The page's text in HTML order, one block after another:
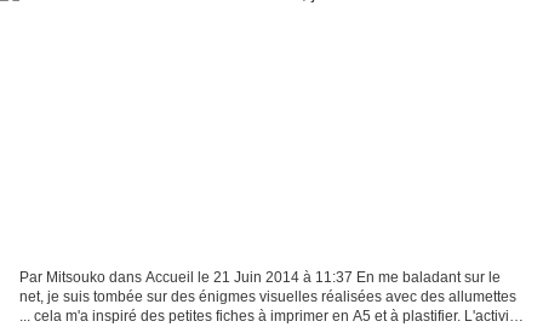
Par Mitsouko dans Accueil le 21 Juin 2014 à 11:37 En me baladant sur le
net, je suis tombée sur des énigmes visuelles réalisées avec des allumettes
... cela m'a inspiré des petites fiches à imprimer en A5 et à plastifier. L'activité